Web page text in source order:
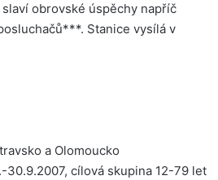
obrovské úspěchy napříč
Stanice vysílá v
a Olomoucko
30.9.2007, cílová skupina 12-79 let